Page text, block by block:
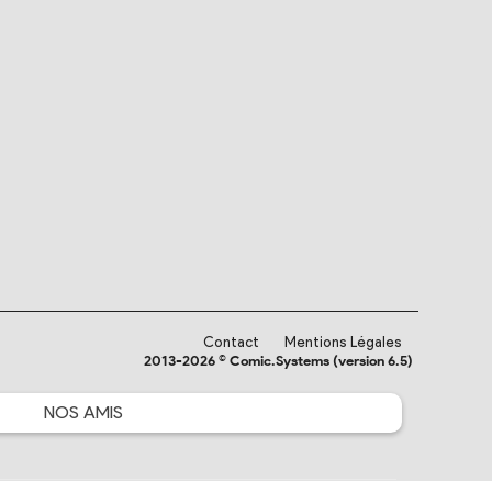
Contact
Mentions Légales
2013-2026 © Comic.Systems (version 6.5)
NOS AMIS